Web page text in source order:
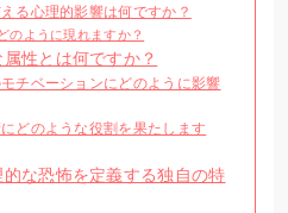
る心理的影響は何ですか？
のように現れますか？
性とは何ですか？
チベーションにどのように影響
どのような役割を果たします
な恐怖を定義する独自の特